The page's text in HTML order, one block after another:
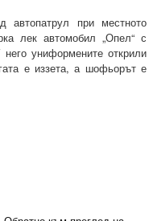
автопатрул при местното
лек автомобил „Опел“ с
униформените открили
е иззета, а шофьорът е